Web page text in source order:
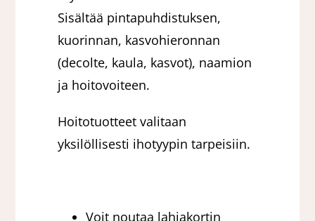
Sisältää pintapuhdistuksen,
kuorinnan, kasvohieronnan
(decolte, kaula, kasvot), naamion
ja hoitovoiteen.
Hoitotuotteet valitaan
yksilöllisesti ihotyypin tarpeisiin.
Voit noutaa lahjakortin